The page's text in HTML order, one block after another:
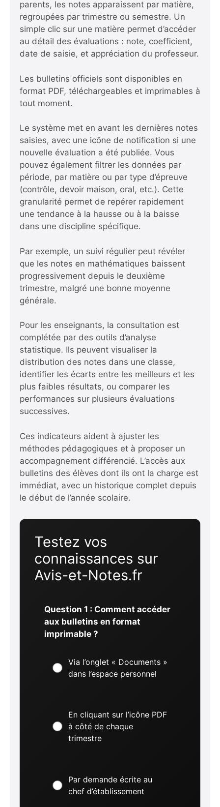
parents, les notes apparaissent par matière,
regroupées par trimestre ou semestre. Un
simple clic sur une matière permet d’accéder
au détail des évaluations : note, coefficient,
date de saisie, et appréciation du professeur.
Les bulletins officiels sont disponibles en
format PDF, téléchargeables et imprimables à
tout moment.
Le système met en avant les dernières notes
saisies, avec une icône de notification si une
nouvelle évaluation a été publiée. Vous
pouvez également filtrer les données par
période, par matière ou par type d’épreuve
(contrôle, devoir maison, oral, etc.). Cette
granularité permet de repérer rapidement
une tendance à la hausse ou à la baisse
dans une discipline spécifique.
Par exemple, un suivi régulier peut révéler
que les notes en mathématiques baissent
progressivement depuis le deuxième
trimestre, malgré une bonne moyenne
générale.
Pour les enseignants, la consultation est
complétée par des outils d’analyse
statistique. Ils peuvent visualiser la
distribution des notes dans une classe,
identifier les écarts entre les meilleurs et les
plus faibles résultats, ou comparer les
performances sur plusieurs évaluations
successives.
Ces indicateurs aident à ajuster les
méthodes pédagogiques et à proposer un
accompagnement différencié. L’accès aux
bulletins des élèves dont ils ont la charge est
immédiat, avec un historique complet depuis
le début de l’année scolaire.
Testez vos
connaissances sur
Avis-et-Notes.fr
Question 1 : Comment accéder
aux bulletins en format
imprimable ?
Via l’onglet « Documents »
dans l’espace personnel
En cliquant sur l’icône PDF
à côté de chaque
trimestre
Par demande écrite au
chef d’établissement